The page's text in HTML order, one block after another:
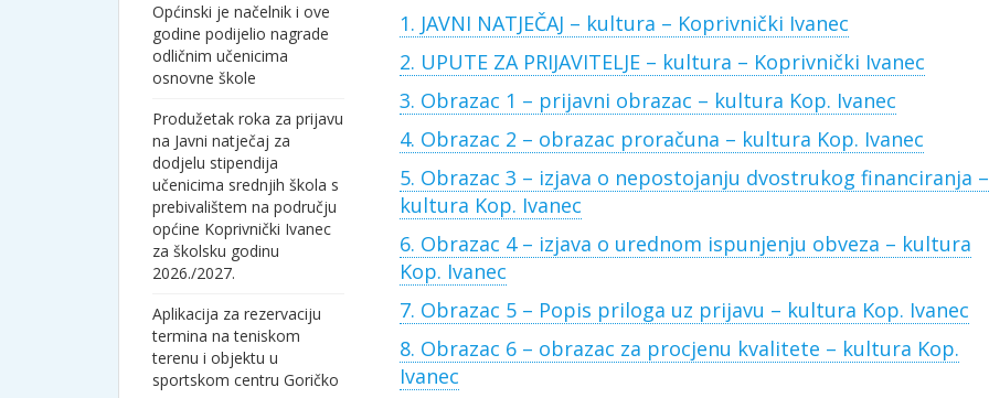
Općinski je načelnik i ove
godine podijelio nagrade
odličnim učenicima
osnovne škole
Produžetak roka za prijavu
na Javni natječaj za
dodjelu stipendija
učenicima srednjih škola s
prebivalištem na području
općine Koprivnički Ivanec
za školsku godinu
2026./2027.
Aplikacija za rezervaciju
termina na teniskom
terenu i objektu u
sportskom centru Goričko
1. JAVNI NATJEČAJ – kultura – Koprivnički Ivanec
2. UPUTE ZA PRIJAVITELJE – kultura – Koprivnički Ivanec
3. Obrazac 1 – prijavni obrazac – kultura Kop. Ivanec
4. Obrazac 2 – obrazac proračuna – kultura Kop. Ivanec
5. Obrazac 3 – izjava o nepostojanju dvostrukog financiranja –
kultura Kop. Ivanec
6. Obrazac 4 – izjava o urednom ispunjenju obveza – kultura
Kop. Ivanec
7. Obrazac 5 – Popis priloga uz prijavu – kultura Kop. Ivanec
8. Obrazac 6 – obrazac za procjenu kvalitete – kultura Kop.
Ivanec